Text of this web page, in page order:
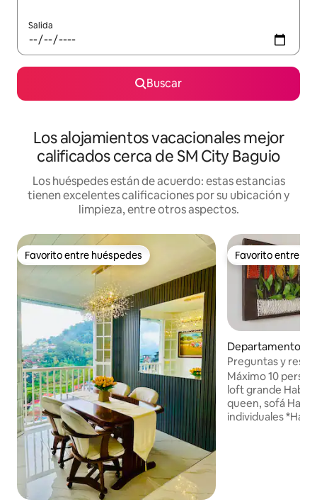
Salida
Buscar
Los alojamientos vacacionales mejor
calificados cerca de SM City Baguio
Los huéspedes están de acuerdo: estas estancias
tienen excelentes calificaciones por su ubicación y
limpieza, entre otros aspectos.
Favorito entre huéspedes
Favorito entre huéspedes Favorito entre
Favorito entre
Departamento en
Preguntas y
alojamientos
Centro de la
Máximo 10
loft grande
queen, sofá
individuales